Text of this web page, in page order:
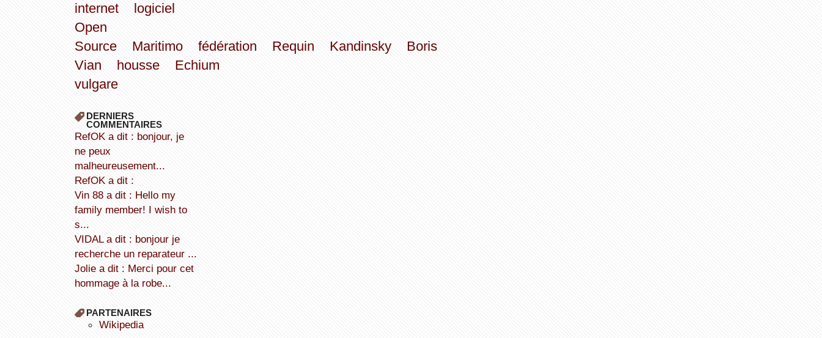
internet
logiciel
Open
Source
Maritimo fédération Requin Kandinsky
Boris
Vian
housse
Echium
vulgare
DERNIERS
COMMENTAIRES
refOK a dit : bonjour, je
ne peux
malheureusement...
refOK a dit :
Vin 88 a dit : Hello my
family member! I wish to
s...
VIDAL a dit : bonjour je
recherche un reparateur ...
Jolie a dit : Merci pour cet
hommage à la robe...
PARTENAIRES
wikipedia